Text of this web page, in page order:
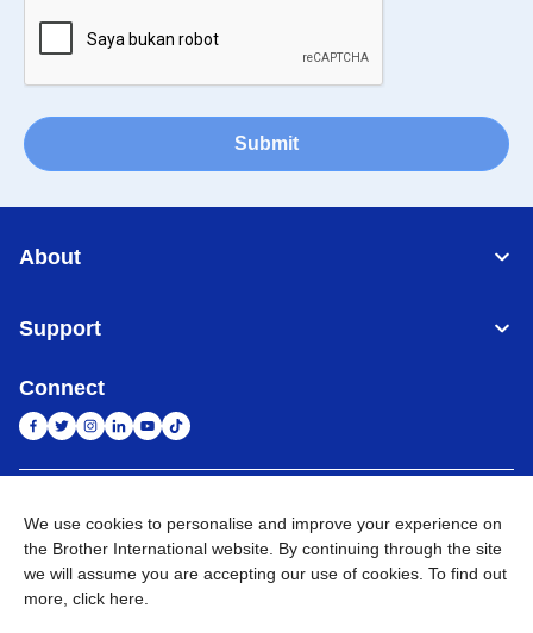
Submit
About
Support
Connect
Privacy Policy Ketentuan Penggunaan Kunjungi Situs Global
We use cookies to personalise and improve your experience on
the Brother International website. By continuing through the site
we will assume you are accepting our use of cookies. To find out
more, click here